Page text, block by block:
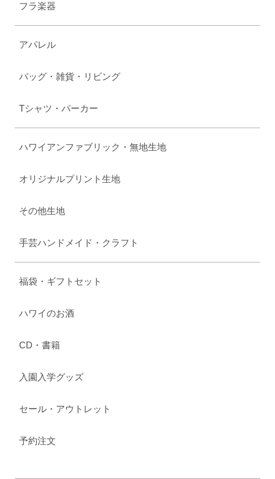
フラ楽器
アパレル
バッグ・雑貨・リビング
Tシャツ・パーカー
ハワイアンファブリック・無地生地
オリジナルプリント生地
その他生地
手芸ハンドメイド・クラフト
福袋・ギフトセット
ハワイのお酒
CD・書籍
入園入学グッズ
セール・アウトレット
予約注文